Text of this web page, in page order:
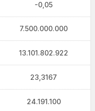
-0,05
7.500.000.000
13.101.802.922
23,3167
24.191.100